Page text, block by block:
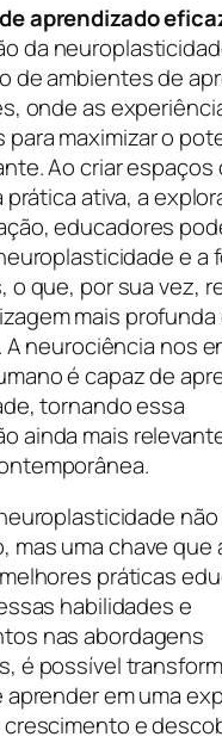
aprendizado
da
de ambientes de
onde as
maximizar o
Ao criar espaços
prática ativa, a
educadores
e a
o que, por sua vez,
mais profunda
A neurociência nos
é capaz de
tornando essa
ainda mais
mas uma chave que
práticas
habilidades e
nas abordagens
é possível
aprender em uma
e